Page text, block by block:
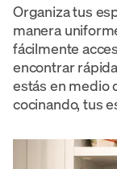
Organiza tus
manera
fácilmente
encontrar
estás en medio
cocinando, tus